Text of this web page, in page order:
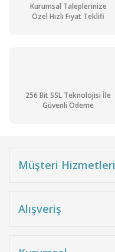
Kurumsal Taleplerinize
Özel Hızlı Fiyat Teklifi
256 Bit SSL Teknolojisi İle
Güvenli Ödeme
Müşteri Hizmetleri
Alışveriş